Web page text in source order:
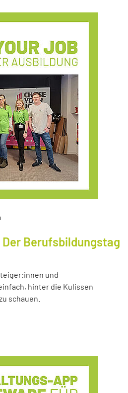
Der Berufsbildungstag
und
hinter die Kulissen
schauen.